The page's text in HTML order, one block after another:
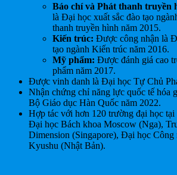
Báo chí và Phát thanh truyền
là Đại học xuất sắc đào tạo
thanh truyền hình năm 2015.
Kiến trúc: Được công nhận là
tạo ngành Kiến trúc năm 2016.
Mỹ phẩm: Được đánh giá cao
phẩm năm 2017.
Được vinh danh là Đại học Tự Chủ
Nhận chứng chỉ năng lực quốc tế hóa
Bộ Giáo dục Hàn Quốc năm 2022.
Hợp tác với hơn 120 trường đại học
Đại học Bách khoa Moscow (Nga),
Dimension (Singapore), Đại học Công
Kyushu (Nhật Bản).